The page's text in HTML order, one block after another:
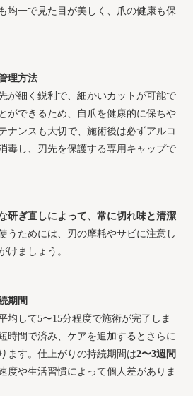
均一で見た目が美しく、爪の健康も保
理方法
が細く鋭利で、細かいカットが可能で
ができるため、自爪を健康的に保ちや
ナンスも大切で、施術後は必ずアルコ
毒し、刃先を保護する専用キャップで
研ぎ直しによって、常に切れ味と清潔
うためには、刃の摩耗やサビに注意し
けましょう。
期間
均して5〜15分程度で施術が完了しま
時間で済み、ケアを追加するとさらに
ます。仕上がりの持続期間は2〜3週間
度や生活習慣によって個人差がありま